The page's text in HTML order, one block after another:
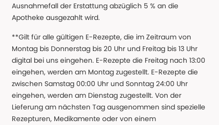
Ausnahmefall der Erstattung abzüglich 5 % an die
Apotheke ausgezahlt wird.
**Gilt für alle gültigen E-Rezepte, die im Zeitraum von
Montag bis Donnerstag bis 20 Uhr und Freitag bis 13 Uhr
digital bei uns eingehen. E-Rezepte die Freitag nach 13:00
eingehen, werden am Montag zugestellt. E-Rezepte die
zwischen Samstag 00:00 Uhr und Sonntag 24:00 Uhr
eingehen, werden am Dienstag zugestellt. Von der
Lieferung am nächsten Tag ausgenommen sind spezielle
Rezepturen, Medikamente oder von einem